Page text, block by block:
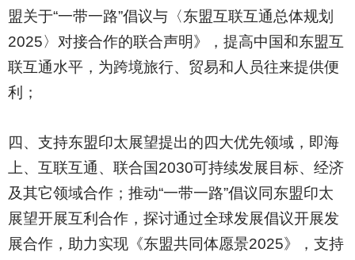
盟关于“一带一路”倡议与〈东盟互联互通总体规划
2025〉对接合作的联合声明》，提高中国和东盟互
联互通水平，为跨境旅行、贸易和人员往来提供便
利；
四、支持东盟印太展望提出的四大优先领域，即海
上、互联互通、联合国2030可持续发展目标、经济
及其它领域合作；推动“一带一路”倡议同东盟印太
展望开展互利合作，探讨通过全球发展倡议开展发
展合作，助力实现《东盟共同体愿景2025》，支持